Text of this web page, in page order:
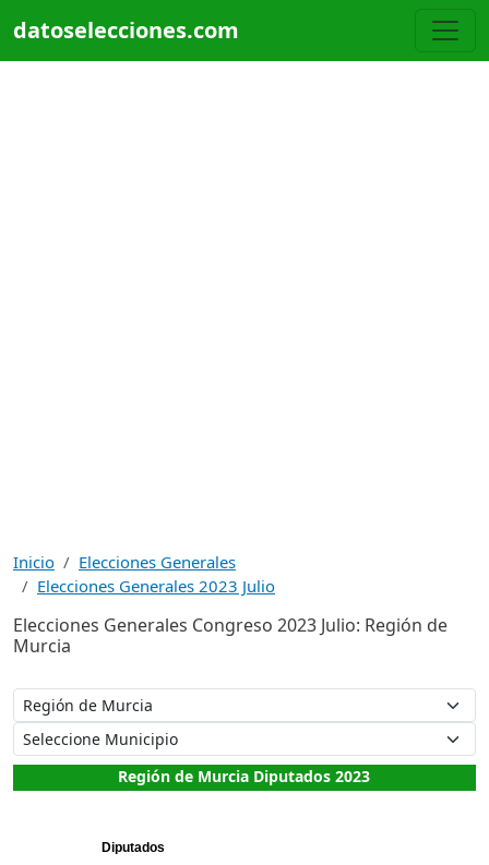
datoselecciones.com
Inicio
Elecciones Generales
Elecciones Generales 2023 Julio
Elecciones Generales Congreso 2023 Julio: Región de
Murcia
Región de Murcia Diputados 2023
Diputados